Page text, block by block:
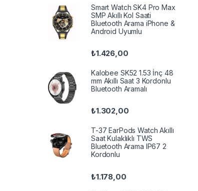
Smart Watch SK4 Pro Max
SMP Akıllı Kol Saati
Bluetooth Arama iPhone &
Android Uyumlu
₺1.426,00
Kalobee SK52 1.53 İnç 48
mm Akıllı Saat 3 Kordonlu
Bluetooth Aramalı
₺1.302,00
T-37 EarPods Watch Akıllı
Saat Kulaklıklı TWS
Bluetooth Arama IP67 2
Kordonlu
₺1.178,00